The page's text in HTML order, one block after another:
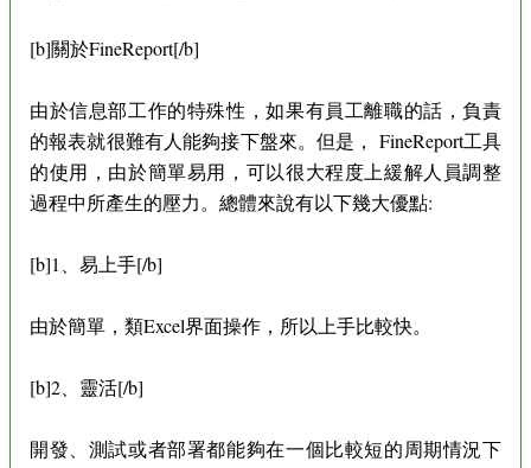
[b]關於FineReport[/b]
由於信息部工作的特殊性，如果有員工離職的話，負責
的報表就很難有人能夠接下盤來。但是， FineReport工具
的使用，由於簡單易用，可以很大程度上緩解人員調整
過程中所產生的壓力。總體來說有以下幾大優點:
[b]1、易上手[/b]
由於簡單，類Excel界面操作，所以上手比較快。
[b]2、靈活[/b]
開發、測試或者部署都能夠在一個比較短的周期情況下